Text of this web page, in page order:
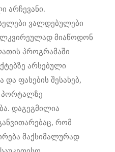
არჩევანი.
ვალდებულები
მიაწოდონ
პროგრამაში
არსებული
და ფასების შესახებ,
პორტალზე
დაგეგმილია
რომ
მაქსიმალურად